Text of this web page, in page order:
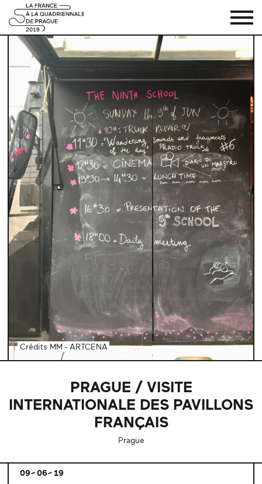
Crédits MM - ARTCENA
PRAGUE / VISITE
INTERNATIONALE DES PAVILLONS
FRANÇAIS
Prague
09 06
19